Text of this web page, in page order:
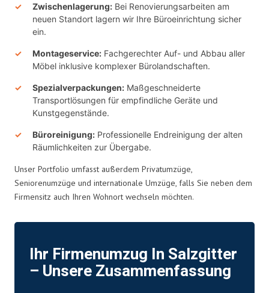
Zwischenlagerung: Bei Renovierungsarbeiten am
neuen Standort lagern wir Ihre Büroeinrichtung sicher
ein.
Montageservice: Fachgerechter Auf- und Abbau aller
Möbel inklusive komplexer Bürolandschaften.
Spezialverpackungen: Maßgeschneiderte
Transportlösungen für empfindliche Geräte und
Kunstgegenstände.
Büroreinigung: Professionelle Endreinigung der alten
Räumlichkeiten zur Übergabe.
Unser Portfolio umfasst außerdem Privatumzüge,
Seniorenumzüge und internationale Umzüge, falls Sie neben dem
Firmensitz auch Ihren Wohnort wechseln möchten.
Ihr Firmenumzug In Salzgitter
– Unsere Zusammenfassung